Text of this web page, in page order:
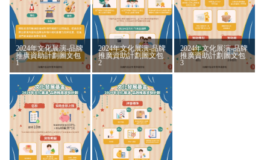
2024年文化展演-品牌
推廣資助計劃圖文包
1
2024年文化展演-品牌
推廣資助計劃圖文包
2
2024年文化展演-品牌
推廣資助計劃圖文包
3